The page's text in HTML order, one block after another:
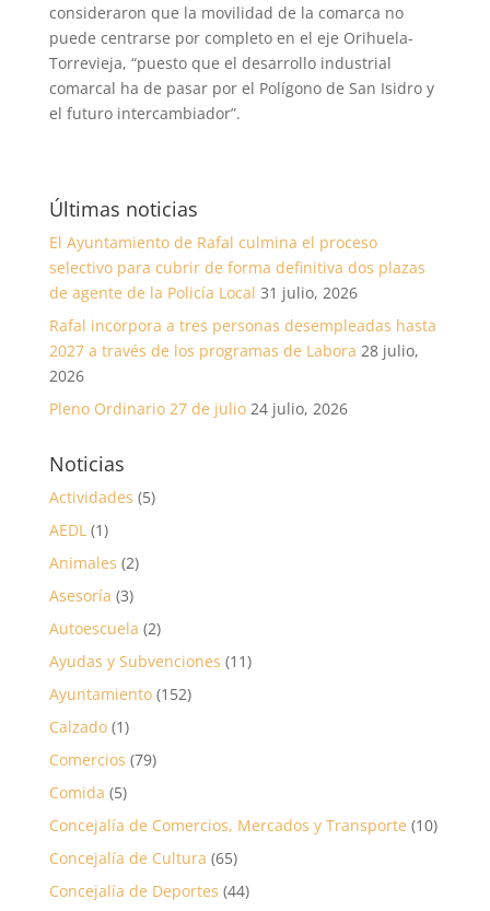
consideraron que la movilidad de la comarca no
puede centrarse por completo en el eje Orihuela-
Torrevieja, “puesto que el desarrollo industrial
comarcal ha de pasar por el Polígono de San Isidro y
el futuro intercambiador”.
Últimas noticias
El Ayuntamiento de Rafal culmina el proceso
selectivo para cubrir de forma definitiva dos plazas
de agente de la Policía Local 31 julio, 2026
Rafal incorpora a tres personas desempleadas hasta
2027 a través de los programas de Labora 28 julio,
2026
Pleno Ordinario 27 de julio 24 julio, 2026
Noticias
Actividades (5)
AEDL(1)
Animales (2)
Asesoría (3)
Autoescuela (2)
Ayudas y Subvenciones (11)
Ayuntamiento(152)
Calzado(1)
Comercios (79)
Comida (5)
Concejalía de Comercios, Mercados y Transporte (10)
Concejalía de Cultura (65)
Concejalía de Deportes (44)